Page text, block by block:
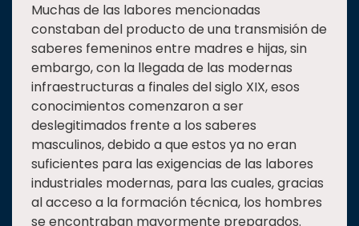
Muchas de las labores mencionadas
constaban del producto de una transmisión de
saberes femeninos entre madres e hijas, sin
embargo, con la llegada de las modernas
infraestructuras a finales del siglo XIX, esos
conocimientos comenzaron a ser
deslegitimados frente a los saberes
masculinos, debido a que estos ya no eran
suficientes para las exigencias de las labores
industriales modernas, para las cuales, gracias
al acceso a la formación técnica, los hombres
se encontraban mayormente preparados.